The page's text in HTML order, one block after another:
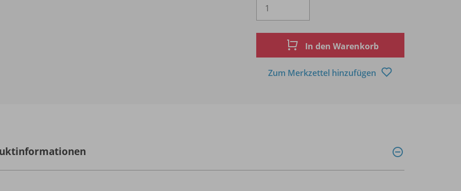
In den Warenkorb
Zum Merkzettel hinzufügen